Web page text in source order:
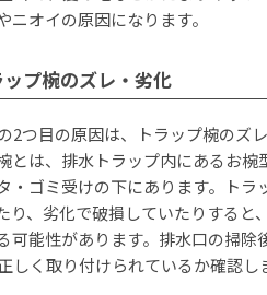
ニオイの原因になります。
プ椀のズレ・劣化
2つ目の原因は、トラップ椀のズ
とは、排水トラップ内にあるお椀
・ゴミ受けの下にあります。トラ
り、劣化で破損していたりすると
可能性があります。排水口の掃除
しく取り付けられているか確認し